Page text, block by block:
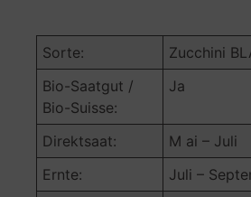
Sorte:
Zucchini
Bio-Saatgut /
Bio-Suisse:
Ja
Direktsaat:
M ai – Juli
Ernte:
Juli –